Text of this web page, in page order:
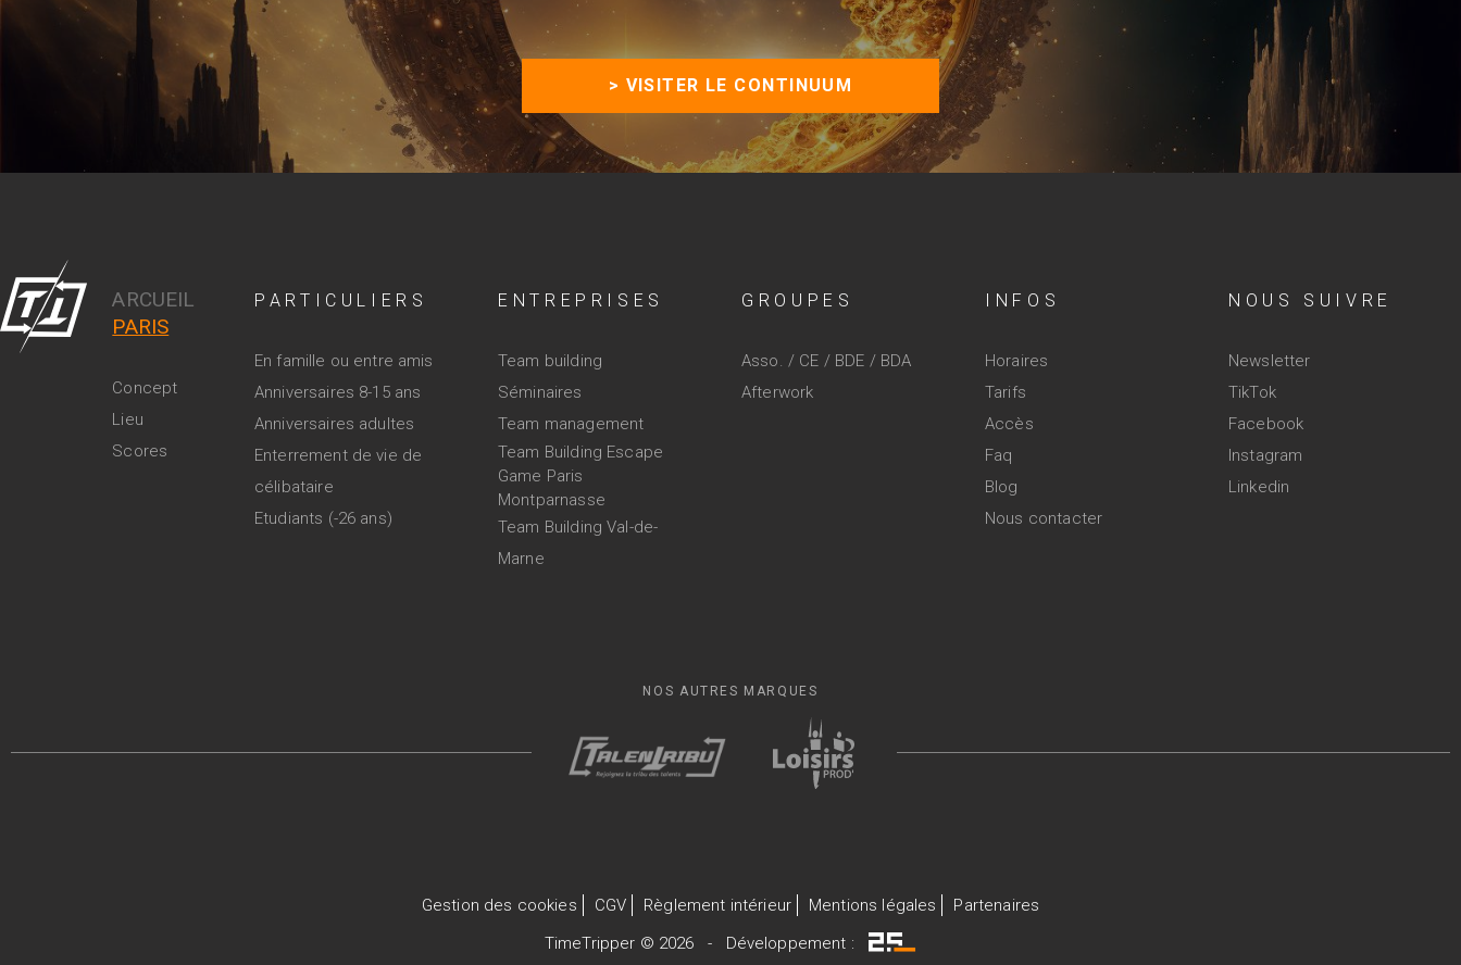
> VISITER LE CONTINUUM
ARCUEIL
PARIS
Concept
Lieu
Scores
PARTICULIERS
En famille ou entre amis
Anniversaires 8-15 ans
Anniversaires adultes
Enterrement de vie de
célibataire
Etudiants (-26 ans)
ENTREPRISES
Team building
Séminaires
Team management
Team Building Escape
Game Paris
Montparnasse
Team Building Val-de-
Marne
GROUPES
Asso. / CE / BDE / BDA
Afterwork
INFOS
Horaires
Tarifs
Accès
Faq
Blog
Nous contacter
NOUS SUIVRE
Newsletter
TikTok
Facebook
Instagram
Linkedin
NOS AUTRES MARQUES
Gestion des cookies CGV Règlement intérieur Mentions légales
Partenaires
TimeTripper © 2026 - Développement :